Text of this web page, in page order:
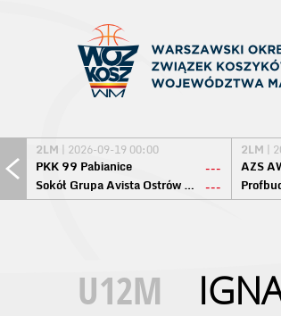
2LM | 2026-09-19 00:00
PKK 99 Pabianice
---
Sokół Grupa Avista Ostrów Maz. ---
2LM |
AZS
U12M